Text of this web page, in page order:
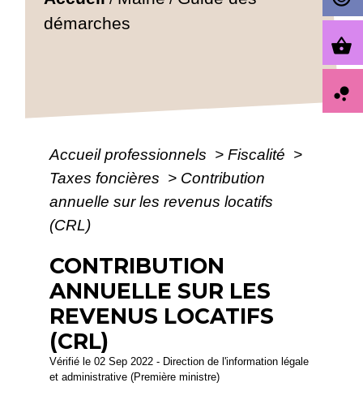
démarches
Accueil professionnels > Fiscalité >
Taxes foncières > Contribution
annuelle sur les revenus locatifs
(CRL)
CONTRIBUTION
ANNUELLE SUR LES
REVENUS LOCATIFS
(CRL)
Vérifié le 02 Sep 2022 - Direction de l'information légale
et administrative (Première ministre)
shopping_basket
bubble_chart